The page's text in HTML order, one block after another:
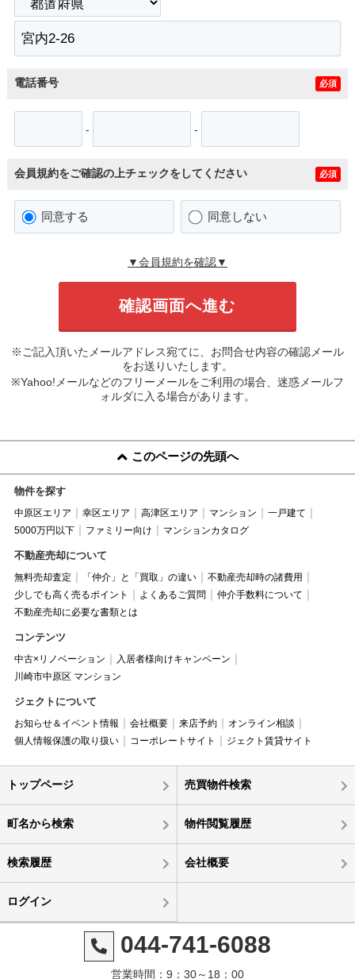
電話番号 必須
- -
会員規約をご確認の上チェックをしてください 必須
同意する 同意しない
▼会員規約を確認▼
※ご記入頂いたメールアドレス宛てに、お問合せ内容の確認メール
をお送りいたします。
※Yahoo!メールなどのフリーメールをご利用の場合、迷惑メールフ
ォルダに入る場合があります。
このページの先頭へ
物件を探す
中原区エリア 幸区エリア 高津区エリア マンション
一戸建て
5000万円以下
ファミリー向け マンションカタログ
不動産売却について
無料売却査定 「仲介」と「買取」の違い
不動産売却時の諸費用
少しでも高く売るポイント
よくあるご質問
仲介手数料について
不動産売却に必要な書類とは
コンテンツ
中古×リノベーション
入居者様向けキャンペーン
川崎市中原区 マンション
ジェクトについて
お知らせ＆イベント情報 会社概要 来店予約
オンライン相談
個人情報保護の取り扱い
コーポレートサイト ジェクト賃貸サイト
トップページ 売買物件検索
町名から検索 物件閲覧履歴
検索履歴 会社概要
ログイン
044-741-6088
営業時間：9：30～18：00